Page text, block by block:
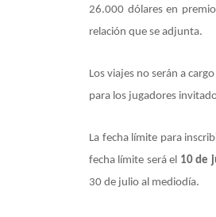
26.000 dólares en
relación que se adjunta.
Los viajes no serán a
para los jugadores
La fecha límite para
fecha límite será el 10 de
30 de julio al mediodía.